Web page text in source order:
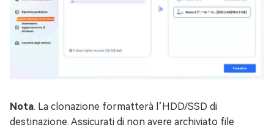
Nota. La clonazione formatterà l’HDD/SSD di
destinazione. Assicurati di non avere archiviato file